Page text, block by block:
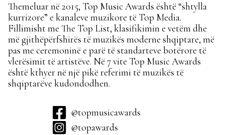
Themeluar në 2015, Top Music Awards është “shtylla
kurrizore” e kanaleve muzikore të Top Media.
Fillimisht me The Top List, klasifikimin e vetëm dhe
më gjithëpërfshirës të muzikës moderne shqiptare, më
pas me ceremoninë e parë të standarteve botërore të
vlerësimit të artistëve. Në 7 vite Top Music Awards
është kthyer në një pikë referimi të muzikës të
shqiptarëve kudondodhen.
@topmusicawards
@topawards